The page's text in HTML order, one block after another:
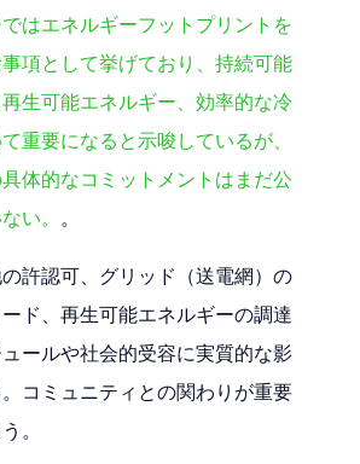
はエネルギーフットプリントを
項として挙げており、持続可能
生可能エネルギー、効率的な冷
重要になると示唆しているが、
体的なコミットメントはまだ公
い。 。
許認可、グリッド（送電網）の
ド、再生可能エネルギーの調達
ールや社会的受容に実質的な影
コミュニティとの関わりが重要
。